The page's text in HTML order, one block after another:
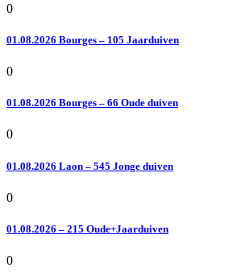
0
01.08.2026 Bourges – 105 Jaarduiven
0
01.08.2026 Bourges – 66 Oude duiven
0
01.08.2026 Laon – 545 Jonge duiven
0
01.08.2026 – 215 Oude+Jaarduiven
0